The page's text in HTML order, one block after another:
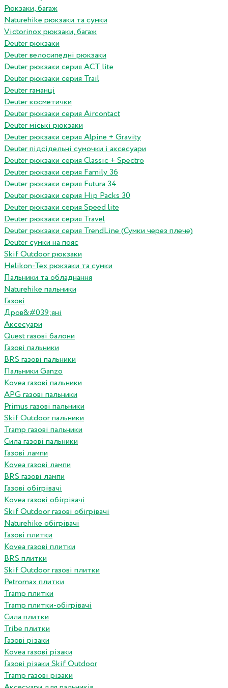
Рюкзаки, багаж
Naturehike рюкзаки та сумки
Victorinox рюкзаки, багаж
Deuter рюкзаки
Deuter велосипедні рюкзаки
Deuter рюкзаки серия ACT lite
Deuter рюкзаки серия Trail
Deuter гаманці
Deuter косметички
Deuter рюкзаки серия Aircontact
Deuter міські рюкзаки
Deuter рюкзаки серия Alpine + Gravity
Deuter підсідельні сумочки і аксесуари
Deuter рюкзаки серия Classic + Spectro
Deuter рюкзаки серия Family 36
Deuter рюкзаки серия Futura 34
Deuter рюкзаки серия Hip Packs 30
Deuter рюкзаки серия Speed lite
Deuter рюкзаки серия Travel
Deuter рюкзаки серия TrendLine (Сумки через плече)
Deuter сумки на пояс
Skif Outdoor рюкзаки
Helikon-Tex рюкзаки та сумки
Пальники та обладнання
Naturehike пальники
Газові
Дров&#039;яні
Аксесуари
Quest газові балони
Газові пальники
BRS газові пальники
Пальники Ganzo
Kovea газові пальники
APG газові пальники
Primus газові пальники
Skif Outdoor пальники
Tramp газові пальники
Сила газові пальники
Газові лампи
Kovea газові лампи
BRS газові лампи
Газові обігрівачі
Kovea газові обігрівачі
Skif Outdoor газові обігрівачі
Naturehike обігрівачі
Газові плитки
Kovea газові плитки
BRS плитки
Skif Outdoor газові плитки
Petromax плитки
Tramp плитки
Tramp плитки-обігрівачі
Сила плитки
Tribe плитки
Газові різаки
Kovea газові різаки
Газові різаки Skif Outdoor
Tramp газові різаки